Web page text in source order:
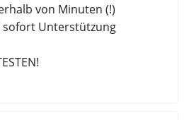
von Minuten (!)
Unterstützung